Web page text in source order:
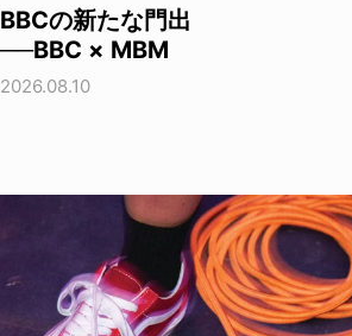
BBCの新たな門出
──BBC × MBM
2026.08.10